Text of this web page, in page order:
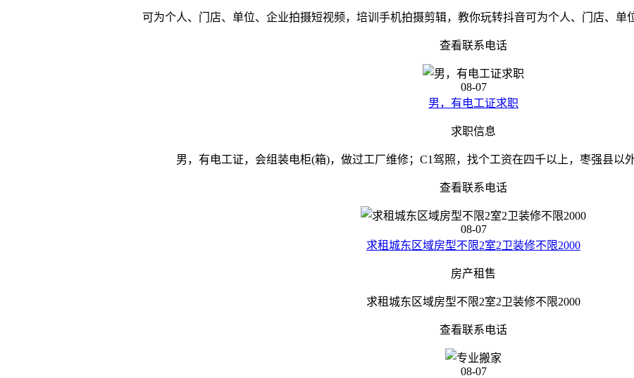
可为个人、门店、单位、企业拍摄短视频，培训手机拍摄剪辑，教你玩转抖音可为个人、门店、单
查看联系电话
08-07
男，有电工证求职
求职信息
男，有电工证，会组装电柜(箱)，做过工厂维修；C1驾照，找个工资在四千以上，枣强县以
查看联系电话
08-07
求租城东区域房型不限2室2卫装修不限2000
房产租售
求租城东区域房型不限2室2卫装修不限2000
查看联系电话
08-07